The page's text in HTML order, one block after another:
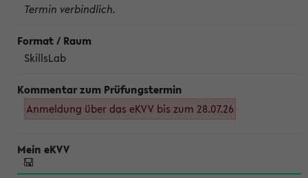
Termin verbindlich.
SkillsLab
Anmeldung über das eKVV bis zum 28.07.26